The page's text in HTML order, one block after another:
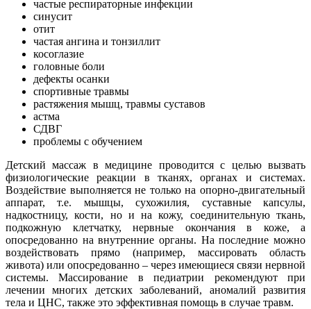
частые респираторные инфекции
синусит
отит
частая ангина и тонзиллит
косоглазие
головные боли
дефекты осанки
спортивные травмы
растяжения мышц, травмы суставов
астма
СДВГ
проблемы с обучением
Детский массаж в медицине проводится с целью вызвать
физиологические реакции в тканях, органах и системах.
Воздействие выполняется не только на опорно-двигательный
аппарат, т.е. мышцы, сухожилия, суставные капсулы,
надкостницу, кости, но и на кожу, соединительную ткань,
подкожную клетчатку, нервные окончания в коже, а
опосредованно на внутренние органы. На последние можно
воздействовать прямо (например, массировать область
живота) или опосредованно – через имеющиеся связи нервной
системы. Массирование в педиатрии рекомендуют при
лечении многих детских заболеваний, аномалий развития
тела и ЦНС, также это эффективная помощь в случае травм.